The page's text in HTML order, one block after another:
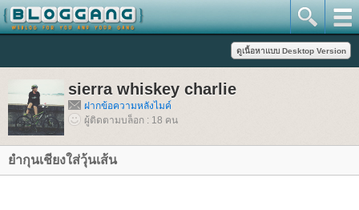
sierra whiskey charlie
ฝากข้อความหลังไมค์
ผู้ติดตามบล็อก : 18 คน
ำกุนเชียงใส่วุ้นเส้น